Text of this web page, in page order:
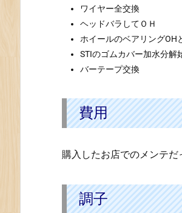
4.
費
用
5.
調
ワイヤー全交換
ヘッドバラしてＯＨ
ホイールのベアリングOH
STIのゴムカバー加水分解
バーテープ交換
費用
購入したお店でのメンテだ
調子